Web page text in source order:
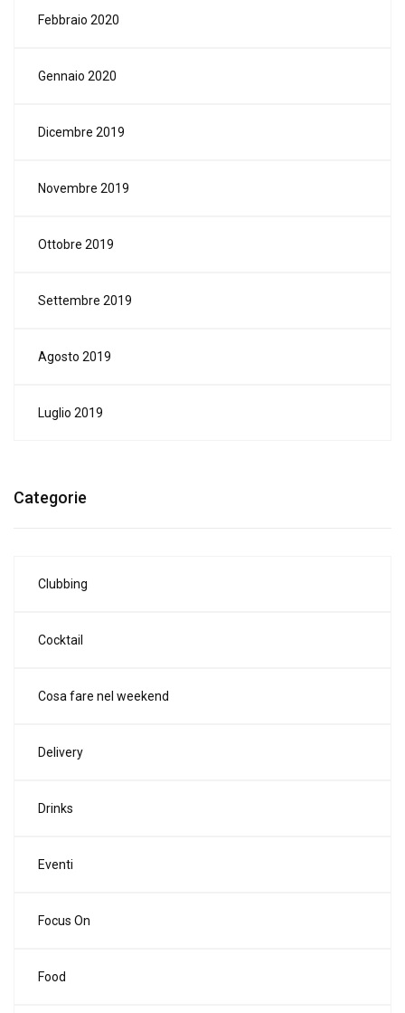
Febbraio 2020
Gennaio 2020
Dicembre 2019
Novembre 2019
Ottobre 2019
Settembre 2019
Agosto 2019
Luglio 2019
Categorie
Clubbing
Cocktail
Cosa fare nel weekend
Delivery
Drinks
Eventi
Focus On
Food